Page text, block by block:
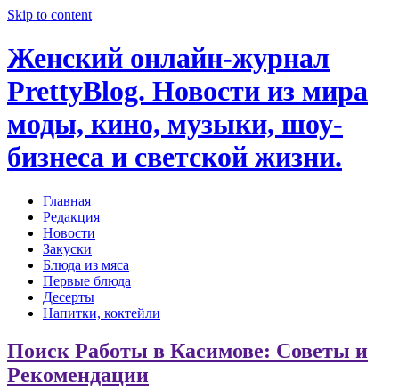
Skip to content
Женский онлайн-журнал
PrettyBlog. Новости из мира
моды, кино, музыки, шоу-
бизнеса и светской жизни.
Главная
Редакция
Новости
Закуски
Блюда из мяса
Первые блюда
Десерты
Напитки, коктейли
Поиск Работы в Касимове: Советы и
Рекомендации